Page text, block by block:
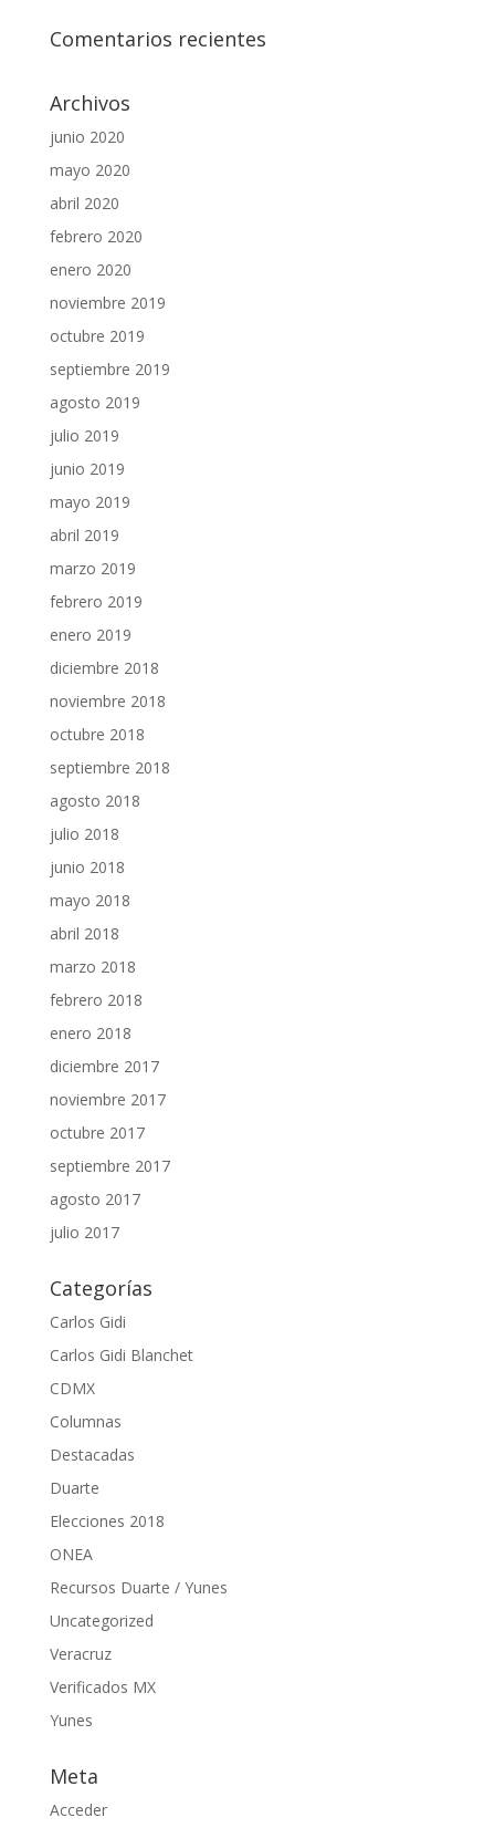
Comentarios recientes
Archivos
junio 2020
mayo 2020
abril 2020
febrero 2020
enero 2020
noviembre 2019
octubre 2019
septiembre 2019
agosto 2019
julio 2019
junio 2019
mayo 2019
abril 2019
marzo 2019
febrero 2019
enero 2019
diciembre 2018
noviembre 2018
octubre 2018
septiembre 2018
agosto 2018
julio 2018
junio 2018
mayo 2018
abril 2018
marzo 2018
febrero 2018
enero 2018
diciembre 2017
noviembre 2017
octubre 2017
septiembre 2017
agosto 2017
julio 2017
Categorías
Carlos Gidi
Carlos Gidi Blanchet
CDMX
Columnas
Destacadas
Duarte
Elecciones 2018
ONEA
Recursos Duarte / Yunes
Uncategorized
Veracruz
Verificados MX
Yunes
Meta
Acceder